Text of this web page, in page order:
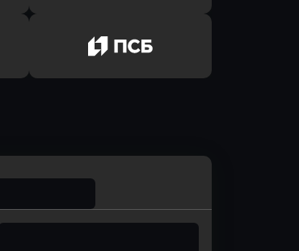
Оправить заявку
в Ренессанс Банк